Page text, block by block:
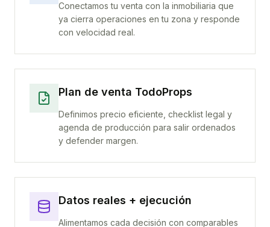
Conectamos tu venta con la inmobiliaria que
ya cierra operaciones en tu zona y responde
con velocidad real.
Plan de venta TodoProps
Definimos precio eficiente, checklist legal y
agenda de producción para salir ordenados
y defender margen.
Datos reales + ejecución
Alimentamos cada decisión con comparables